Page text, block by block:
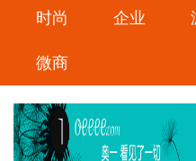
时尚 企业
微商